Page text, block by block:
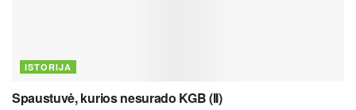
ISTORIJA
Spaustuvė, kurios nesurado KGB (II)